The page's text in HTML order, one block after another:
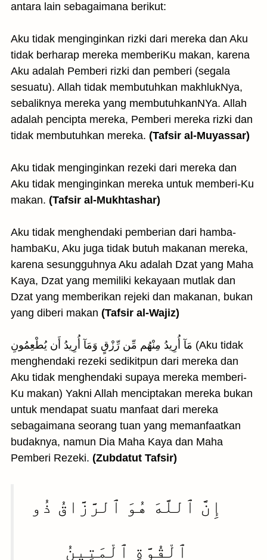
antara lain sebagaimana berikut:
Aku tidak menginginkan rizki dari mereka dan Aku
tidak berharap mereka memberiKu makan, karena
Aku adalah Pemberi rizki dan pemberi (segala
sesuatu). Allah tidak membutuhkan makhlukNya,
sebaliknya mereka yang membutuhkanNYa. Allah
adalah pencipta mereka, Pemberi mereka rizki dan
tidak membutuhkan mereka. (Tafsir al-Muyassar)
Aku tidak menginginkan rezeki dari mereka dan
Aku tidak menginginkan mereka untuk memberi-Ku
makan. (Tafsir al-Mukhtashar)
Aku tidak menghendaki pemberian dari hamba-
hambaKu, Aku juga tidak butuh makanan mereka,
karena sesungguhnya Aku adalah Dzat yang Maha
Kaya, Dzat yang memiliki kekayaan mutlak dan
Dzat yang memberikan rejeki dan makanan, bukan
yang diberi makan (Tafsir al-Wajiz)
مَآ أُرِيدُ مِنْهُم مِّن رِّزْقٍ وَمَآ أُرِيدُ أَن يُطْعِمُونِ (Aku tidak
menghendaki rezeki sedikitpun dari mereka dan
Aku tidak menghendaki supaya mereka memberi-
Ku makan) Yakni Allah menciptakan mereka bukan
untuk mendapat suatu manfaat dari mereka
sebagaimana seorang tuan yang memanfaatkan
budaknya, namun Dia Maha Kaya dan Maha
Pemberi Rezeki. (Zubdatut Tafsir)
إِنَّ ٱللَّهَ هُوَ ٱلرَّزَّاقُ ذُو
ٱلْقُوَّةِ ٱلْمَتِينُ